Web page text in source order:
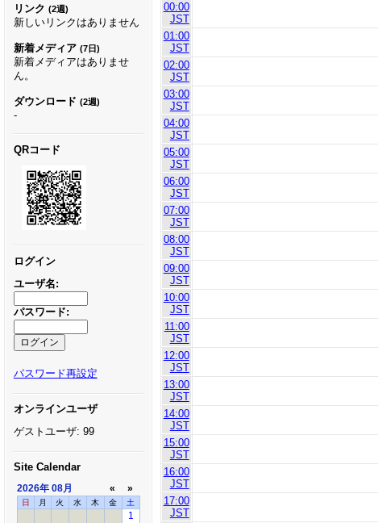
リンク (2週)
新しいリンクはありません
新着メディア (7日)
新着メディアはありませ
ん。
ダウンロード (2週)
-
QRコード
ログイン
ユーザ名:
パスワード:
パスワード再設定
オンラインユーザ
ゲストユーザ: 99
Site Calendar
2026年 08月 « »
日 月 火 水 木 金 土
1
00:00
JST
01:00
JST
02:00
JST
03:00
JST
04:00
JST
05:00
JST
06:00
JST
07:00
JST
08:00
JST
09:00
JST
10:00
JST
11:00
JST
12:00
JST
13:00
JST
14:00
JST
15:00
JST
16:00
JST
17:00
JST